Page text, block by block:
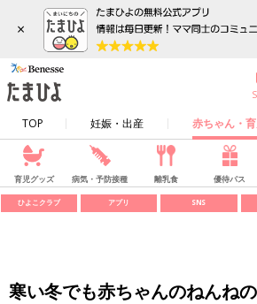
×
TOP 妊娠・出産 赤ちゃん・
育児グッズ 病気・予防接種 離乳食 優待パス
ひよこクラブ アプリ SNS
寒い冬でも赤ちゃんのねんね